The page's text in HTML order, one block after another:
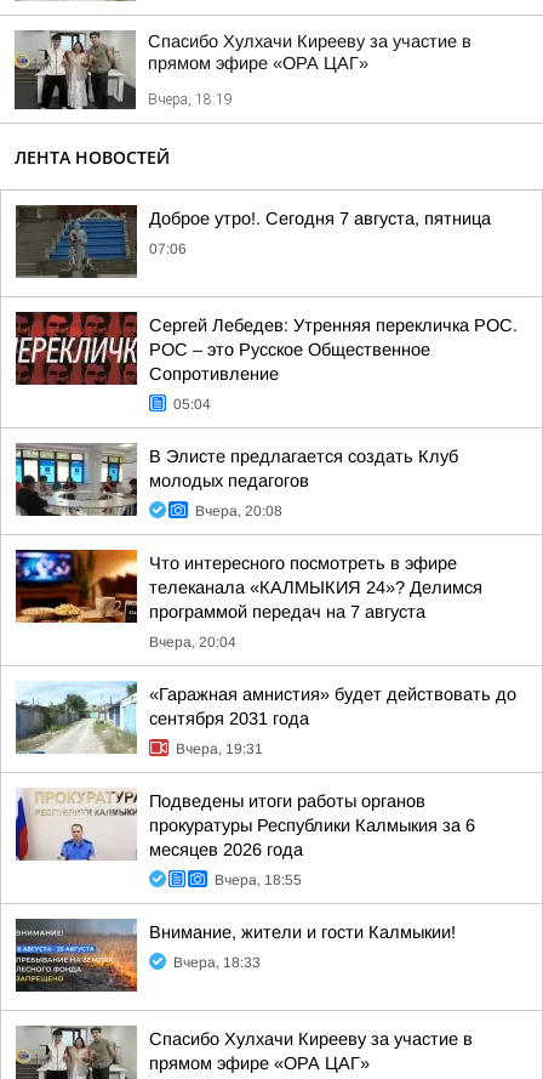
Спасибо Хулхачи Кирееву за участие в
прямом эфире «ОРА ЦАГ»
Вчера, 18:19
ЛЕНТА НОВОСТЕЙ
Доброе утро!. Сегодня 7 августа, пятница
07:06
Сергей Лебедев: Утренняя перекличка РОС.
РОС – это Русское Общественное
Сопротивление
05:04
В Элисте предлагается создать Клуб
молодых педагогов
Вчера, 20:08
Что интересного посмотреть в эфире
телеканала «КАЛМЫКИЯ 24»? Делимся
программой передач на 7 августа
Вчера, 20:04
«Гаражная амнистия» будет действовать до
сентября 2031 года
Вчера, 19:31
Подведены итоги работы органов
прокуратуры Республики Калмыкия за 6
месяцев 2026 года
Вчера, 18:55
Внимание, жители и гости Калмыкии!
Вчера, 18:33
Спасибо Хулхачи Кирееву за участие в
прямом эфире «ОРА ЦАГ»